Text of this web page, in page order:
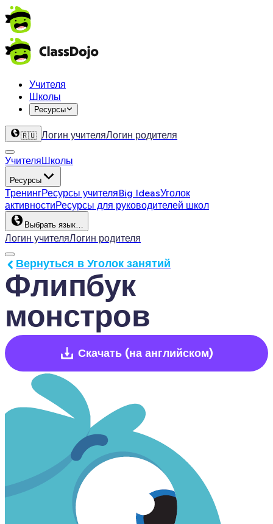
Учителя
Школы
Ресурсы
🇷🇺 Логин учителяЛогин родителя
УчителяШколы
Ресурсы
ТренингРесурсы учителяBig IdeasУголок
активностиРесурсы для руководителей школ
Выбрать язык…
Логин учителяЛогин родителя
Флипбук
монстров
Вернуться в Уголок занятий
Скачать (на английском)